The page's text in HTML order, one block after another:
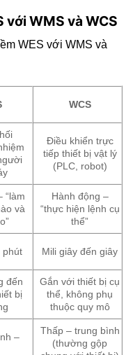
với WMS và WCS
WES với WMS và
WCS
Điều khiển trực
tiếp thiết bị vật lý
(PLC, robot)
“làm
và
Hành động –
“thực hiện lệnh cụ
thể”
phút Mili giây đến giây
đến
bị
Gắn với thiết bị cụ
thể, không phụ
thuộc quy mô
–
Thấp – trung bình
(thường gộp